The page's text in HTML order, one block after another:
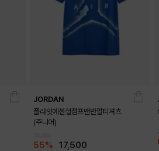
JORDAN
플라잇에센셜점프맨반팔티셔츠
(주니어)
55% 17,500